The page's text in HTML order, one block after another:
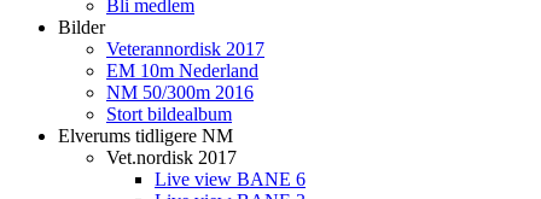
Bli medlem
Bilder
Veterannordisk 2017
EM 10m Nederland
NM 50/300m 2016
Stort bildealbum
Elverums tidligere NM
Vet.nordisk 2017
Live view BANE 6